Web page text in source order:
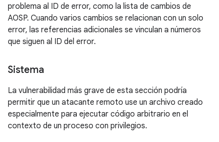
problema al ID de error, como la lista de cambios de
AOSP. Cuando varios cambios se relacionan con un solo
error, las referencias adicionales se vinculan a números
que siguen al ID del error.
Sistema
La vulnerabilidad más grave de esta sección podría
permitir que un atacante remoto use un archivo creado
especialmente para ejecutar código arbitrario en el
contexto de un proceso con privilegios.